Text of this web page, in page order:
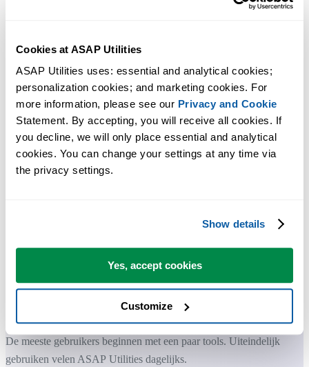
Cookies at ASAP Utilities
ASAP Utilities uses: essential and analytical cookies;
personalization cookies; and marketing cookies. For
more information, please see our Privacy and Cookie
Statement. By accepting, you will receive all cookies. If
you decline, we will only place essential and analytical
cookies. You can change your settings at any time via
the privacy settings.
Show details
Yes, accept cookies
Customize
Praktische tools die veel Excel-gebruikers in Excel missen.
ASAP Utilities helpt je tijd besparen en dingen doen die Excel alleen
niet kan.
Je kunt meteen aan de slag. Geen training nodig.
De meeste gebruikers beginnen met een paar tools. Uiteindelijk
gebruiken velen ASAP Utilities dagelijks.